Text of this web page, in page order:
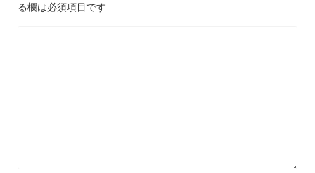
る欄は必須項目です